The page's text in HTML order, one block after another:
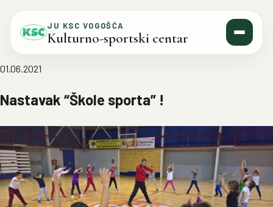
JU KSC VOGOŠĆA
Kulturno-sportski centar
01.06.2021
Nastavak “Škole sporta” !